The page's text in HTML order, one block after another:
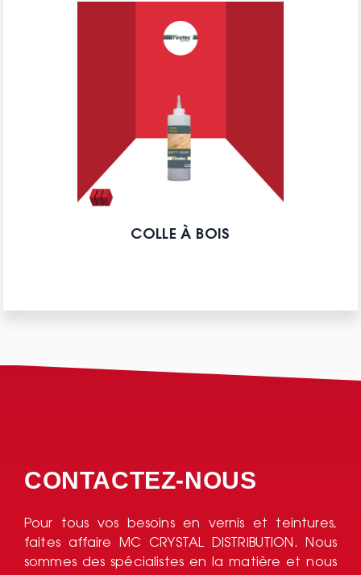
COLLE À BOIS
CONTACTEZ-NOUS
Pour tous vos besoins en vernis et teintures,
faites affaire MC CRYSTAL DISTRIBUTION. Nous
sommes des spécialistes en la matière et nous